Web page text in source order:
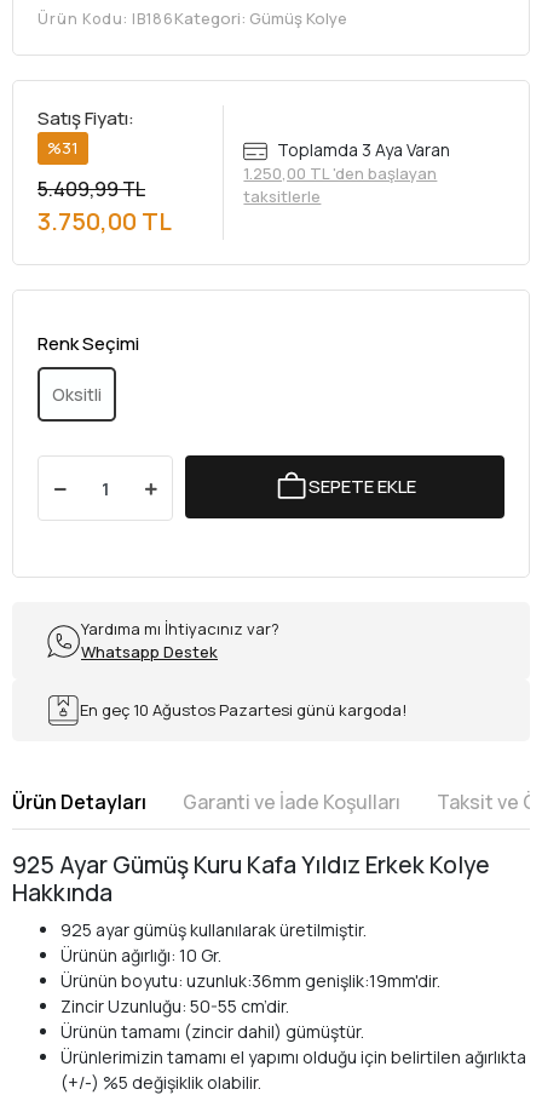
Ürün Kodu: IB186Kategori: Gümüş Kolye
Satış Fiyatı:
%31
5.409,99 TL
3.750,00 TL
Toplamda 3 Aya Varan
1.250,00 TL 'den başlayan
taksitlerle
Renk Seçimi
Oksitli
SEPETE EKLE
Yardıma mı İhtiyacınız var?
Whatsapp Destek
En geç 10 Ağustos Pazartesi günü kargoda!
Ürün Detayları Garanti ve İade Koşulları Taksit ve
925 Ayar Gümüş Kuru Kafa Yıldız Erkek Kolye
Hakkında
925 ayar gümüş kullanılarak üretilmiştir.
Ürünün ağırlığı: 10 Gr.
Ürünün boyutu: uzunluk:36mm genişlik:19mm'dir.
Zincir Uzunluğu: 50-55 cm’dir.
Ürünün tamamı (zincir dahil) gümüştür.
Ürünlerimizin tamamı el yapımı olduğu için belirtilen ağırlıkta
(+/-) %5 değişiklik olabilir.